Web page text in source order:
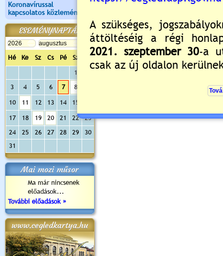
Koronavírussal
kapcsolatos közlemények
ESEMÉNYNAPTÁR
Hé Ke Sz Cs Pé Sz
Va
1
3
4 5 6 7 8
10 11 12 13 14 15
17 18 19 20 21 22
23
24
25 26 27 28 29
30
31
Mai mozi műsor
Ma már nincsenek
előadások...
További előadások »
www.cegledkartya.hu